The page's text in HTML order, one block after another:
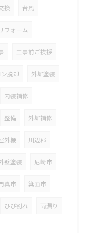
換 台風
リフォーム
工事前ご挨拶
脱却 外塀塗装
内装補修
整備 外塀補修
外機 川辺郡
壁塗装 尼崎市
真市 箕面市
ひび割れ 雨漏り